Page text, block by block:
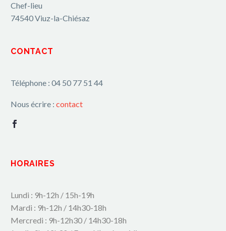
Chef-lieu
74540 Viuz-la-Chiésaz
CONTACT
Téléphone : 04 50 77 51 44
Nous écrire : contact
HORAIRES
Lundi : 9h-12h / 15h-19h
Mardi : 9h-12h / 14h30-18h
Mercredi : 9h-12h30 / 14h30-18h